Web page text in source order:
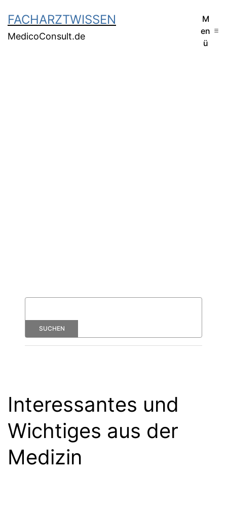
FACHARZTWISSEN
MedicoConsult.de
M
en
ü
Interessantes und
Wichtiges aus der
Medizin